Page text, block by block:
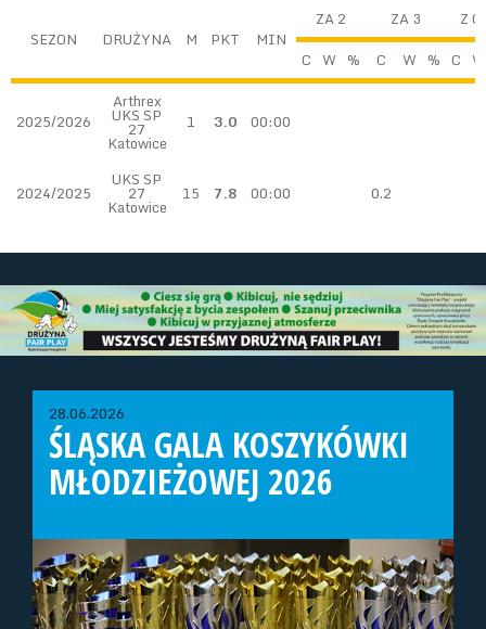
SEZON DRUŻYNA M PKT MIN
ZA 2 ZA 3
Z
C W % C W % C W
2025/2026
Arthrex
UKS SP
27
Katowice
1 3.0 00:00
2024/2025
UKS SP
27
Katowice
15 7.8 00:00 0.2
28.06.2026
ŚLĄSKA GALA KOSZYKÓWKI
MŁODZIEŻOWEJ 2026